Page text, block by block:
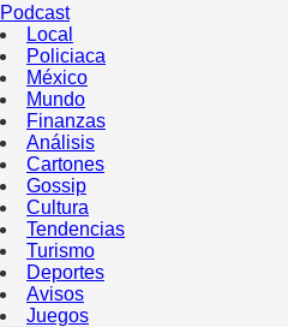
Podcast
Local
Policiaca
México
Mundo
Finanzas
Análisis
Cartones
Gossip
Cultura
Tendencias
Turismo
Deportes
Avisos
Juegos